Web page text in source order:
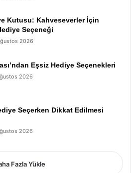
Kutusu: Kahveseverler İçin
Seçeneği
2026
Eşsiz Hediye Seçenekleri
2026
Seçerken Dikkat Edilmesi
2026
Fazla Yükle